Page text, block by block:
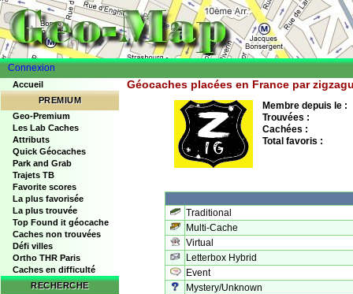
Connexion
Accueil
PREMIUM
Geo-Premium
Les Lab Caches
Attributs
Quick Géocaches
Park and Grab
Trajets TB
Favorite scores
La plus favorisée
La plus trouvée
Top Found it géocache
Caches non trouvées
Défi villes
Ortho THR Paris
Caches en difficulté
RECHERCHE
Géocaches placées en France par
Membre depuis le :
Trouvées :
Cachées :
Total favoris :
Traditional
Multi-Cache
Virtual
Letterbox Hybrid
Event
Mystery/Unknown